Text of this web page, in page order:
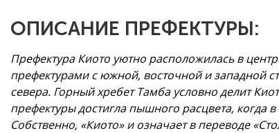
ОПИСАНИЕ ПРЕФЕКТУРЫ:
Префектура Киото уютно расположилась в
префектурами с южной, восточной и западной
севера. Горный хребет Тамба условно делит
префектуры достигла пышного расцвета, когда
Собственно, «Киото» и означает в переводе